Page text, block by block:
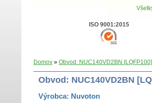
ISO 9001:2015
Domov » Obvod: NUC140VD2BN [LQFP100]
Obvod: NUC140VD2BN
Výrobca: Nuvoton